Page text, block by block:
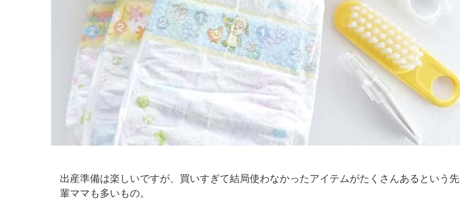
出産準備は楽しいですが、買いすぎて結局使わなかったアイテムがたくさんあるという先
輩ママも多いもの。